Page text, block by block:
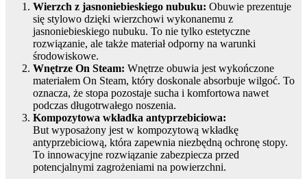
Wierzch z jasnoniebieskiego nubuku: Obuwie prezentuje
się stylowo dzięki wierzchowi wykonanemu z
jasnoniebieskiego nubuku. To nie tylko estetyczne
rozwiązanie, ale także materiał odporny na warunki
środowiskowe.
Wnętrze On Steam: Wnętrze obuwia jest wykończone
materiałem On Steam, który doskonale absorbuje wilgoć. To
oznacza, że stopa pozostaje sucha i komfortowa nawet
podczas długotrwałego noszenia.
Kompozytowa wkładka antyprzebiciowa:
But wyposażony jest w kompozytową wkładkę
antyprzebiciową, która zapewnia niezbędną ochronę stopy.
To innowacyjne rozwiązanie zabezpiecza przed
potencjalnymi zagrożeniami na powierzchni.